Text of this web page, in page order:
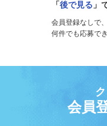
「後で見る 」
会員登録なしで、
何件でも応募でき
会員